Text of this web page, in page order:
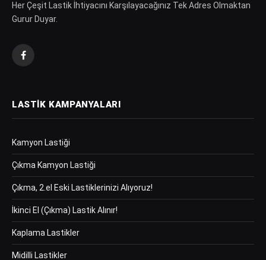
Her Çeşit Lastik İhtiyacını Karşılayacağınız Tek Adres Olmaktan
Gurur Duyar.
Facebook
LASTIK KAMPANYALARI
Kamyon Lastiği
Çıkma Kamyon Lastiği
Çıkma, 2.el Eski Lastiklerinizi Alıyoruz!
İkinci El (Çıkma) Lastik Alınır!
Kaplama Lastikler
Midilli Lastikler